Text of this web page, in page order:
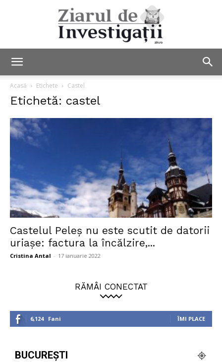
Investigații
Acasă Etichete Castel
Etichetă: castel
Castelul Peleș nu este scutit de datorii
uriaşe: factura la încălzire,...
Cristina Antal - 17 ianuarie 2022
RĂMÂI CONECTAT
6,124 Fani ÎMI PLACE
BUCUREȘTI